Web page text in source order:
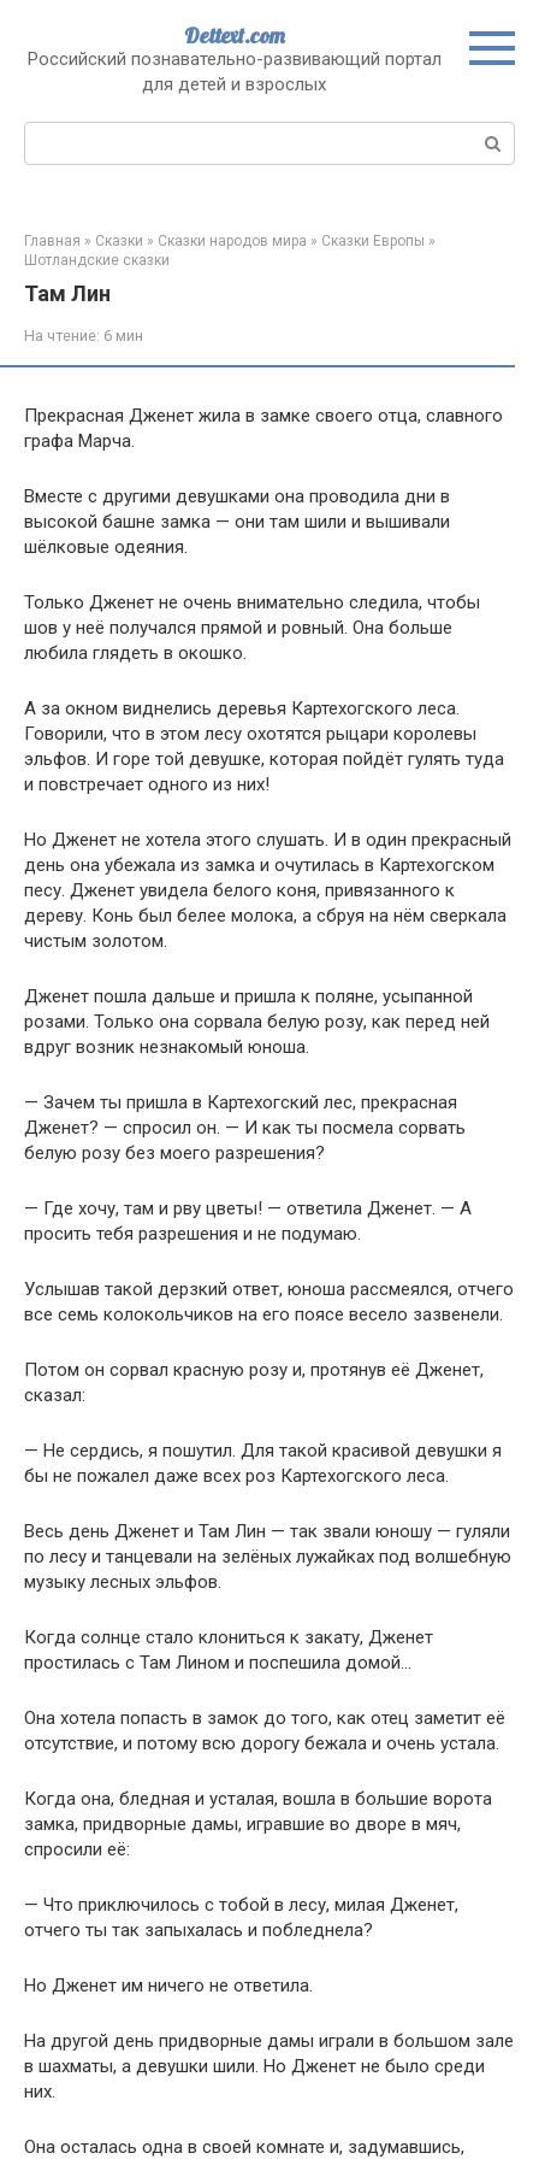
контенту
Dettext.com
Российский познавательно-развивающий портал
для детей и взрослых
Поиск:
Главная » Сказки » Сказки народов мира » Сказки Европы »
Шотландские сказки
Там Лин
На чтение: 6 мин
Прекрасная Дженет жила в замке своего отца, славного
графа Марча.
Вместе с другими девушками она проводила дни в
высокой башне замка — они там шили и вышивали
шёлковые одеяния.
Только Дженет не очень внимательно следила, чтобы
шов у неё получался прямой и ровный. Она больше
любила глядеть в окошко.
А за окном виднелись деревья Картехогского леса.
Говорили, что в этом лесу охотятся рыцари королевы
эльфов. И горе той девушке, которая пойдёт гулять туда
и повстречает одного из них!
Но Дженет не хотела этого слушать. И в один прекрасный
день она убежала из замка и очутилась в Картехогском
песу. Дженет увидела белого коня, привязанного к
дереву. Конь был белее молока, а сбруя на нём сверкала
чистым золотом.
Дженет пошла дальше и пришла к поляне, усыпанной
розами. Только она сорвала белую розу, как перед ней
вдруг возник незнакомый юноша.
— Зачем ты пришла в Картехогский лес, прекрасная
Дженет? — спросил он. — И как ты посмела сорвать
белую розу без моего разрешения?
— Где хочу, там и рву цветы! — ответила Дженет. — А
просить тебя разрешения и не подумаю.
Услышав такой дерзкий ответ, юноша рассмеялся, отчего
все семь колокольчиков на его поясе весело зазвенели.
Потом он сорвал красную розу и, протянув её Дженет,
сказал:
— Не сердись, я пошутил. Для такой красивой девушки я
бы не пожалел даже всех роз Картехогского леса.
Весь день Дженет и Там Лин — так звали юношу — гуляли
по лесу и танцевали на зелёных лужайках под волшебную
музыку лесных эльфов.
Когда солнце стало клониться к закату, Дженет
простилась с Там Лином и поспешила домой…
Она хотела попасть в замок до того, как отец заметит её
отсутствие, и потому всю дорогу бежала и очень устала.
Когда она, бледная и усталая, вошла в большие ворота
замка, придворные дамы, игравшие во дворе в мяч,
спросили её:
— Что приключилось с тобой в лесу, милая Дженет,
отчего ты так запыхалась и побледнела?
Но Дженет им ничего не ответила.
На другой день придворные дамы играли в большом зале
в шахматы, а девушки шили. Но Дженет не было среди
них.
Она осталась одна в своей комнате и, задумавшись,